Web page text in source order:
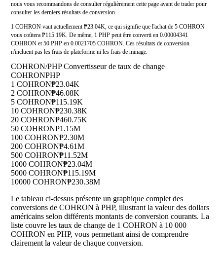
nous vous recommandons de consulter régulièrement cette page avant de trader pour
consulter les derniers résultats de conversion.
1 COHRON vaut actuellement ₱23.04K, ce qui signifie que l'achat de 5 COHRON
vous coûtera ₱115.19K. De même, 1 PHP peut être converti en 0.00004341
COHRON et 50 PHP en 0.0021705 COHRON. Ces résultats de conversion
n'incluent pas les frais de plateforme ni les frais de minage.
COHRON/PHP Convertisseur de taux de change
COHRONPHP
1 COHRON₱23.04K
2 COHRON₱46.08K
5 COHRON₱115.19K
10 COHRON₱230.38K
20 COHRON₱460.75K
50 COHRON₱1.15M
100 COHRON₱2.30M
200 COHRON₱4.61M
500 COHRON₱11.52M
1000 COHRON₱23.04M
5000 COHRON₱115.19M
10000 COHRON₱230.38M
Le tableau ci-dessus présente un graphique complet des
conversions de COHRON à PHP, illustrant la valeur des dollars
américains selon différents montants de conversion courants. La
liste couvre les taux de change de 1 COHRON à 10 000
COHRON en PHP, vous permettant ainsi de comprendre
clairement la valeur de chaque conversion.